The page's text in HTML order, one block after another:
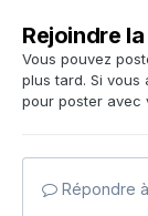
Rejoindre
Vous pouvez
plus tard. Si vous
pour poster avec
Répondre